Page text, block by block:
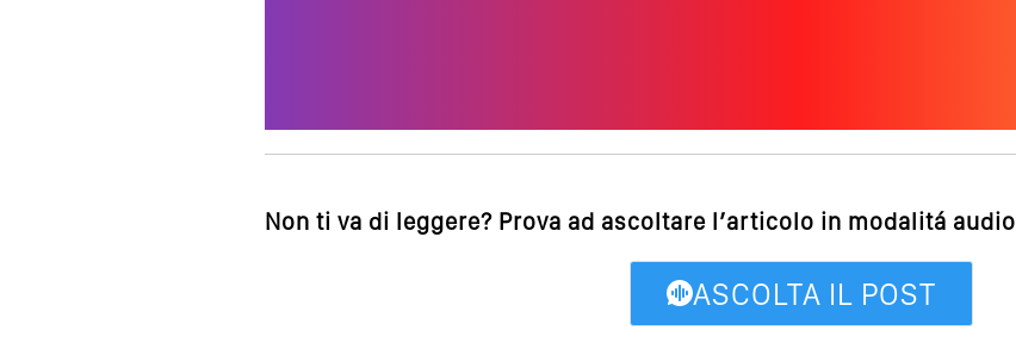
Non ti va di leggere? Prova ad ascoltare l’articolo in modalitá audio
ASCOLTA IL POST